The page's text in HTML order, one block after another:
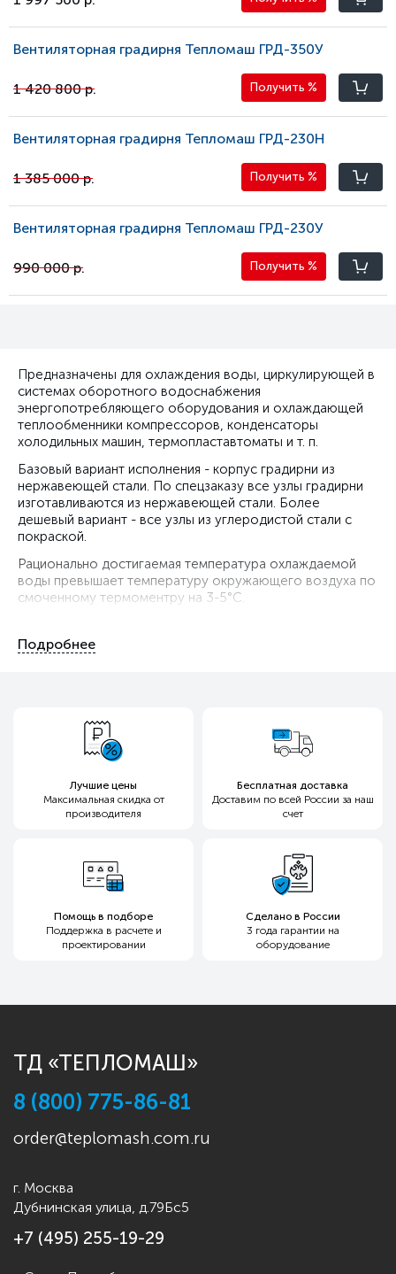
Вентиляторная градирня Тепломаш ГРД-350У
1 420 800 р. Получить %
Вентиляторная градирня Тепломаш ГРД-230Н
1 385 000 р. Получить %
Вентиляторная градирня Тепломаш ГРД-230У
990 000 р. Получить %
Предназначены для охлаждения воды, циркулирующей в
системах оборотного водоснабжения
энергопотребляющего оборудования и охлаждающей
теплообменники компрессоров, конденсаторы
холодильных машин, термопластавтоматы и т. п.
Базовый вариант исполнения - корпус градирни из
нержавеющей стали. По спецзаказу все узлы градирни
изготавливаются из нержавеющей стали. Более
дешевый вариант - все узлы из углеродистой стали с
покраской.
Рационально достигаемая температура охлаждаемой
воды превышает температуру окружающего воздуха по
смоченному термоментру на 3-5°С.
Лучшие цены
Максимальная скидка от
производителя
Бесплатная доставка
Доставим по всей России за наш
счет
Помощь в подборе
Поддержка в расчете и
проектировании
Сделано в России
3 года гарантии на
оборудование
ТД «ТЕПЛОМАШ»
8 (800) 775-86-81
order@teplomash.com.ru
г. Москва
Дубнинская улица, д.79Бс5
+7 (495) 255-19-29